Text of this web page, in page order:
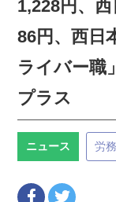
1,228円、
86円、西日
ライバー職
プラス
ニュース 労